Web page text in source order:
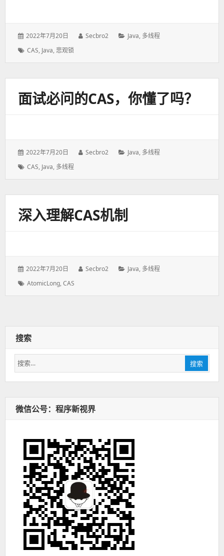
发
于：
2022年7月20日
作
Secbro2
分
Java, 多线程
标
CAS, Java, 悲观锁
面试必问的CAS，你懂了吗？
发
于：
2022年7月20日
作
Secbro2
分
Java, 多线程
标
CAS, Java, 多线程
深入理解CAS机制
发
于：
2022年7月20日
作
Secbro2
分
Java, 多线程
标
AtomicLong,CAS
搜索
搜
索：
搜索
微信公号：程序新视界